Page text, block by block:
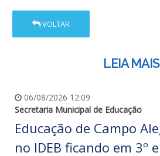
VOLTAR
LEIA MAIS
06/08/2026 12:09
Secretaria Municipal de Educação
Educação de Campo
no IDEB ficando em 3º